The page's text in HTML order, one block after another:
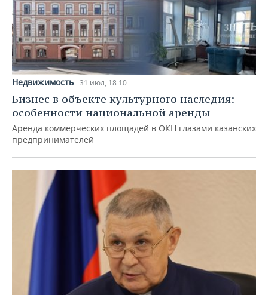
Недвижимость 31 июл, 18:10
Бизнес в объекте культурного наследия:
особенности национальной аренды
Аренда коммерческих площадей в ОКН глазами казанских
предпринимателей